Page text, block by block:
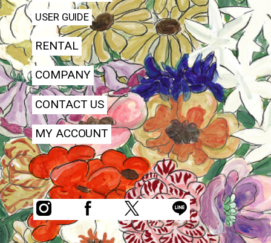
USER GUIDE
RENTAL
COMPANY
CONTACT US
MY ACCOUNT